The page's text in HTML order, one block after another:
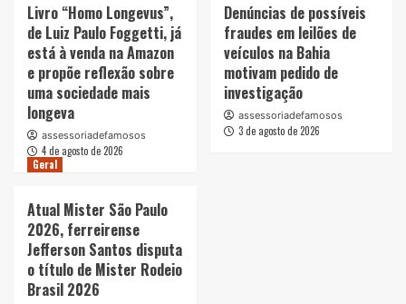
Livro “Homo Longevus”,
de Luiz Paulo Foggetti, já
está à venda na Amazon
e propõe reflexão sobre
uma sociedade mais
longeva
assessoriadefamosos
4 de agosto de 2026
Denúncias de possíveis
fraudes em leilões de
veículos na Bahia
motivam pedido de
investigação
assessoriadefamosos
3 de agosto de 2026
Geral
Atual Mister São Paulo
2026, ferreirense
Jefferson Santos disputa
o título de Mister Rodeio
Brasil 2026